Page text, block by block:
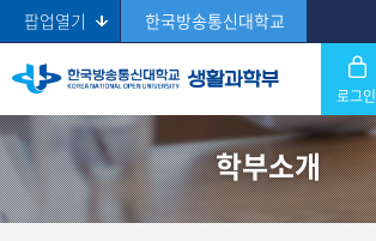
팝업열기 한국방송통신대학교
로그인
Search 학부소개